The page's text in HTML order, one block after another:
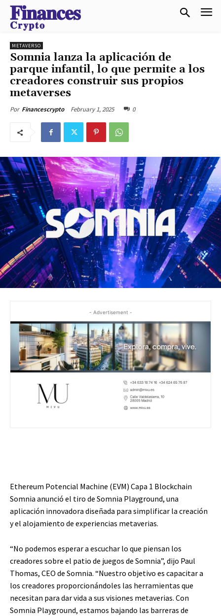
𝐅𝐢𝐧𝐚𝐧𝐜𝐞𝐬
𝐂𝐫𝐲𝐩𝐭𝐨
METAVERSO
Somnia lanza la aplicación de
parque infantil, lo que permite a los
creadores construir sus propios
metaverses
Por Financescrypto February 1, 2025 0
- Advertisement -
Ethereum Potencial Machine (EVM) Capa 1 Blockchain
Somnia anunció el tiro de Somnia Playground, una
aplicación innovadora diseñada para simplificar la creación
y el alojamiento de experiencias metaverias.
“No podemos esperar a escuchar lo que piensan los
creadores sobre el patio de juegos de Somnia”, dijo Paul
Thomas, CEO de Somnia. “Nuestro objetivo es capacitar a
los creadores proporcionándoles las herramientas que
necesitan para dar vida a sus visiones metaverias. Con
Somnia Playground, estamos bajando las barreras de